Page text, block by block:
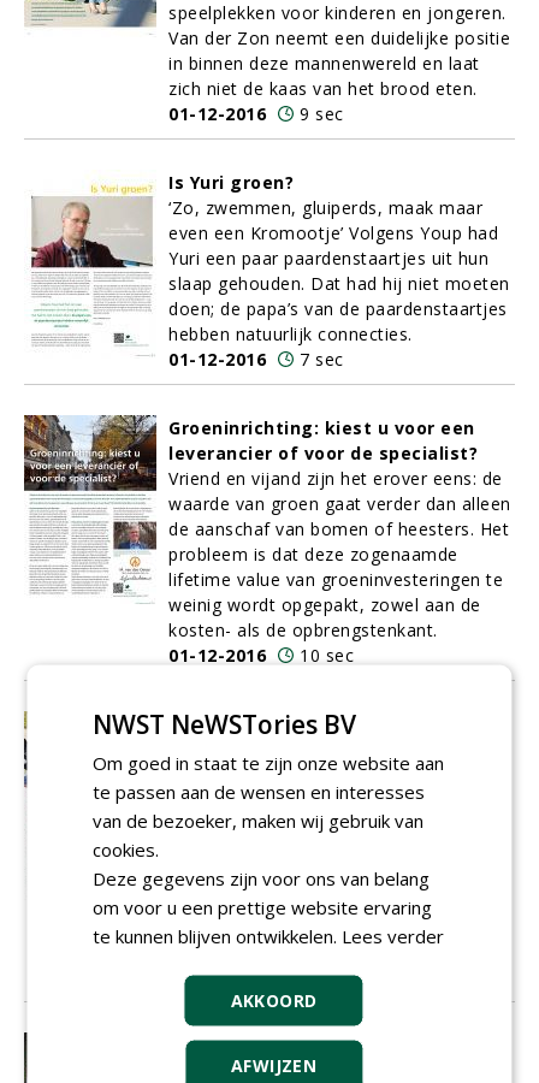
speelplekken voor kinderen en jongeren.
Van der Zon neemt een duidelijke positie
in binnen deze mannenwereld en laat
zich niet de kaas van het brood eten.
01-12-2016
9 sec
Is Yuri groen?
‘Zo, zwemmen, gluiperds, maak maar
even een Kromootje’ Volgens Youp had
Yuri een paar paardenstaartjes uit hun
slaap gehouden. Dat had hij niet moeten
doen; de papa’s van de paardenstaartjes
hebben natuurlijk connecties.
01-12-2016
7 sec
Groeninrichting: kiest u voor een
leverancier of voor de specialist?
Vriend en vijand zijn het erover eens: de
waarde van groen gaat verder dan alleen
de aanschaf van bomen of heesters. Het
probleem is dat deze zogenaamde
lifetime value van groeninvesteringen te
weinig wordt opgepakt, zowel aan de
kosten- als de opbrengstenkant.
01-12-2016
10 sec
Nieuwe applicatie Jewel Taken helpt
Tien grote organisaties in het land
gebruiken inmiddels een nieuwe
applicatie die uitvoerders helpt bij hun
zoals dit stukje software voluit heet,
gaat de strijd aan met (onder andere)
faalkosten bij het beheer van de
openbare ruimte.
01-12-2016
10 sec
De kooimaaier gaat op stal
De klepelmaaier verdringt langzaamaan
NWST NeWSTories BV
Om goed in staat te zijn onze website aan
te passen aan de wensen en interesses
van de bezoeker, maken wij gebruik van
cookies.
Deze gegevens zijn voor ons van belang
om voor u een prettige website ervaring
te kunnen blijven ontwikkelen. Lees verder
AKKOORD
AFWIJZEN